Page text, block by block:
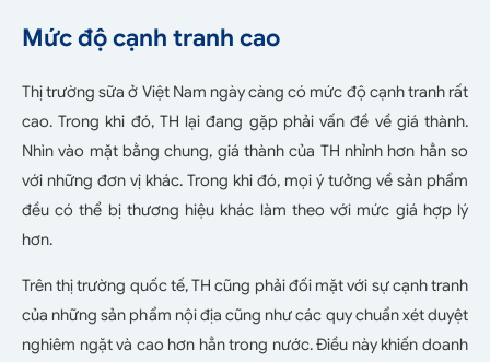
Mức độ cạnh tranh cao
Thị trường sữa ở Việt Nam ngày càng có mức độ cạnh tranh rất
cao. Trong khi đó, TH lại đang gặp phải vấn đề về giá thành.
Nhìn vào mặt bằng chung, giá thành của TH nhỉnh hơn hẳn so
với những đơn vị khác. Trong khi đó, mọi ý tưởng về sản phẩm
đều có thể bị thương hiệu khác làm theo với mức giá hợp lý
hơn.
Trên thị trường quốc tế, TH cũng phải đối mặt với sự cạnh tranh
của những sản phẩm nội địa cũng như các quy chuẩn xét duyệt
nghiêm ngặt và cao hơn hẳn trong nước. Điều này khiến doanh